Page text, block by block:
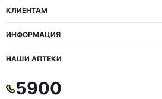
КЛИЕНТАМ
ИНФОРМАЦИЯ
НАШИ АПТЕКИ
5900